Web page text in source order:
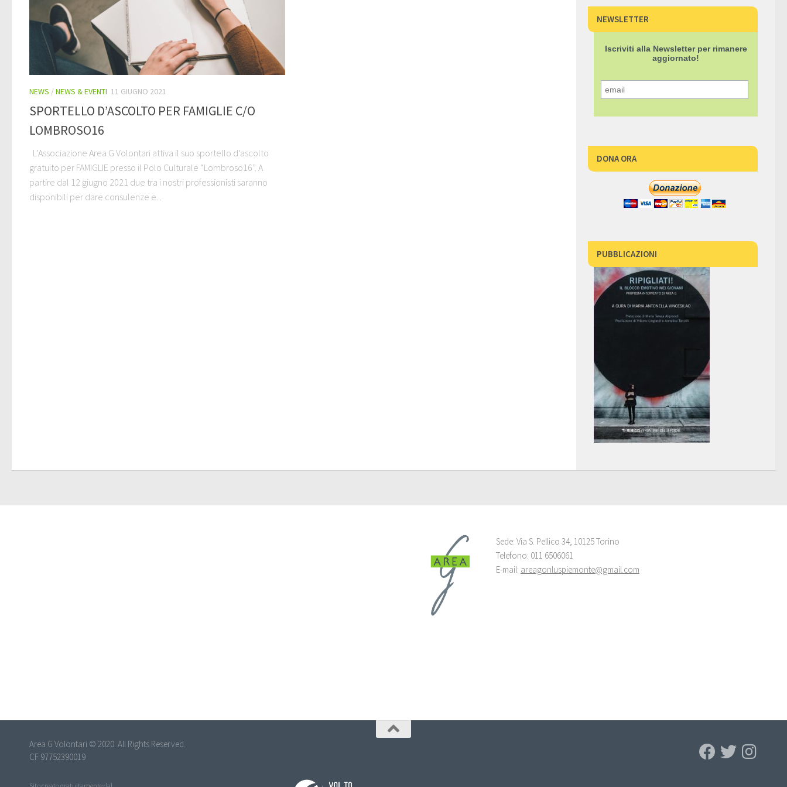
NEWS /NEWS & EVENTI 11 GIUGNO 2021
SPORTELLO D’ASCOLTO PER FAMIGLIE C/O
LOMBROSO16
L’Associazione Area G Volontari attiva il suo sportello d’ascolto
gratuito per FAMIGLIE presso il Polo Culturale “Lombroso16”. A
partire dal 12 giugno 2021 due tra i nostri professionisti saranno
disponibili per dare consulenze e...
NEWSLETTER
Iscriviti alla Newsletter per rimanere
aggiornato!
DONA ORA
PUBBLICAZIONI
Sede: Via S. Pellico 34, 10125 Torino
Telefono: 011 6506061
E-mail: areagonluspiemonte@gmail.com
Area G Volontari © 2020. All Rights Reserved.
CF 97752390019